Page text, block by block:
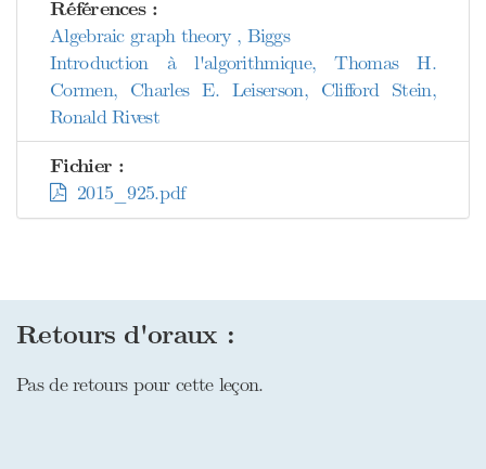
Références :
Algebraic graph theory , Biggs
Introduction à l'algorithmique, Thomas H.
Cormen, Charles E. Leiserson, Clifford Stein,
Ronald Rivest
Fichier :
2015_925.pdf
Retours d'oraux :
Pas de retours pour cette leçon.